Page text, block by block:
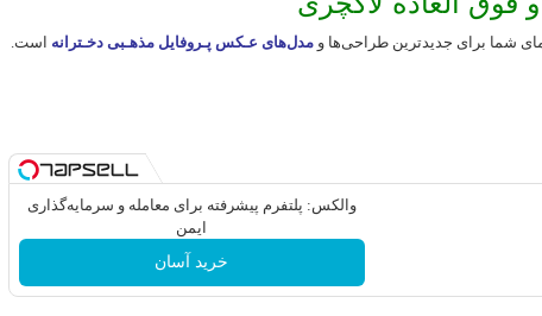
شما برای جدیدترین طراحی‌ها ومدل‌های عـکس پـروفایل مذهـبی دخـترانه است.
والکس: پلتفرم پیشرفته برای معامله و سرمایه‌گذاری
ایمن
خرید آسان